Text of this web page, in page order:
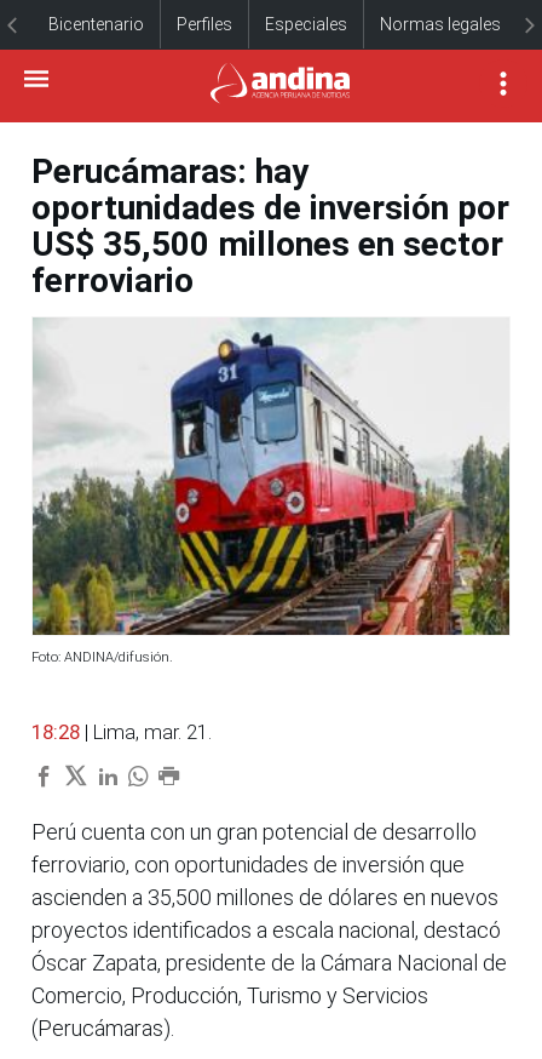
Bicentenario Perfiles Especiales Normas legales
Perucámaras: hay
oportunidades de inversión por
US$ 35,500 millones en sector
ferroviario
Foto: ANDINA/difusión.
18:28 | Lima, mar. 21.
Perú cuenta con un gran potencial de desarrollo
ferroviario, con oportunidades de inversión que
ascienden a 35,500 millones de dólares en nuevos
proyectos identificados a escala nacional, destacó
Óscar Zapata, presidente de la Cámara Nacional de
Comercio, Producción, Turismo y Servicios
(Perucámaras).